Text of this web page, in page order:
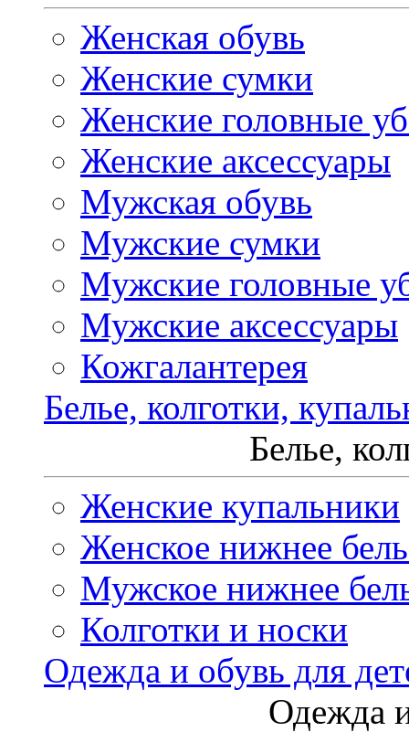
Женская обувь
Женские сумки
Женские головные
Женские аксессуары
Мужская обувь
Мужские сумки
Мужские головные
Мужские аксессуары
Кожгалантерея
Белье, колготки,
Белье,
Женские купальники
Женское нижнее
Мужское нижнее
Колготки и носки
Одежда и обувь для
Одежда